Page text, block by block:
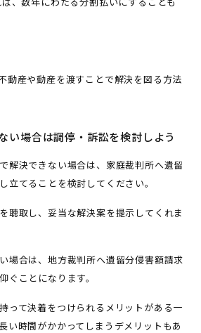
動産や動産を渡すことで解決を図る方法
い場合は調停・訴訟を検討しよう
解決できない場合は、家庭裁判所へ遺留
立てることを検討してください。
聴取し、妥当な解決案を提示してくれま
場合は、地方裁判所へ遺留分侵害額請求
ぐことになります。
って決着をつけられるメリットがある一
い時間がかかってしまうデメリットもあ